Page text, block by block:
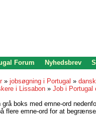
Forum Nyhedsbrev
» jobsøgning i Portugal »
i Lissabon » Job i Portugal
grå boks med emne-ord
flere emne-ord for at